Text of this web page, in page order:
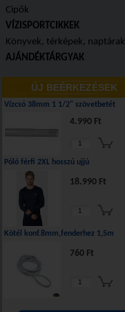
Cipők
VÍZISPORTCIKKEK
Könyvek, térképek, naptárak
AJÁNDÉKTÁRGYAK
ÚJ BEÉRKEZÉSEK
Vízcső 38mm 1 1/2" szövetbetét
4.990 Ft
Póló férfi 2XL hosszú ujjú
18.990 Ft
Kötél konf.8mm,fenderhez 1,5m
760 Ft